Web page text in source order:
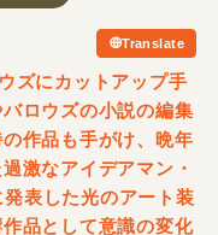
Translate
ズにカットアップ手
ロウズの小説の編集
作品も手がけ、晩年
激なアイデアマン・
表した光のアート装
品として意識の変化